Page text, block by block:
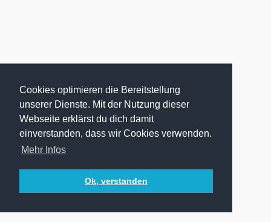
Cookies optimieren die Bereitstellung
unserer Dienste. Mit der Nutzung dieser
Webseite erklärst du dich damit
einverstanden, dass wir Cookies verwenden.
Mehr Infos
Ok, verstanden